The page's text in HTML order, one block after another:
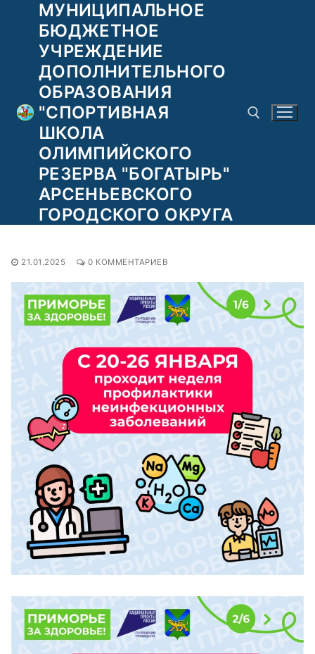
Перейти
содержимому
МУНИЦИПАЛЬНОЕ
БЮДЖЕТНОЕ
УЧРЕЖДЕНИЕ
ДОПОЛНИТЕЛЬНОГО
ОБРАЗОВАНИЯ
"СПОРТИВНАЯ
ШКОЛА
ОЛИМПИЙСКОГО
РЕЗЕРВА "БОГАТЫРЬ"
АРСЕНЬЕВСКОГО
ГОРОДСКОГО ОКРУГА
Найти:
21.01.2025 0 КОММЕНТАРИЕВ